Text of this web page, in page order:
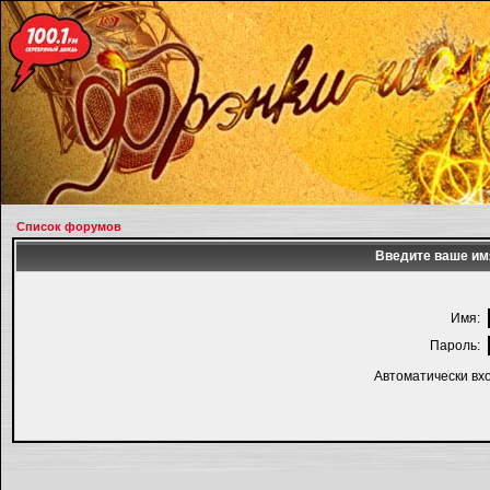
Список форумов
Введите ваше
Имя:
Пароль:
Автоматически